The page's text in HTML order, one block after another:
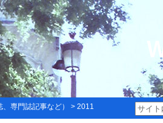
専門誌記事など） > 2011